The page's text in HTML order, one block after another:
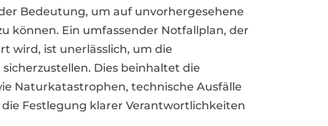
Bedeutung, um auf unvorhergesehene
können. Ein umfassender Notfallplan, der
wird, ist unerlässlich, um die
Dies beinhaltet die
Naturkatastrophen, technische Ausfälle
Festlegung klarer Verantwortlichkeiten